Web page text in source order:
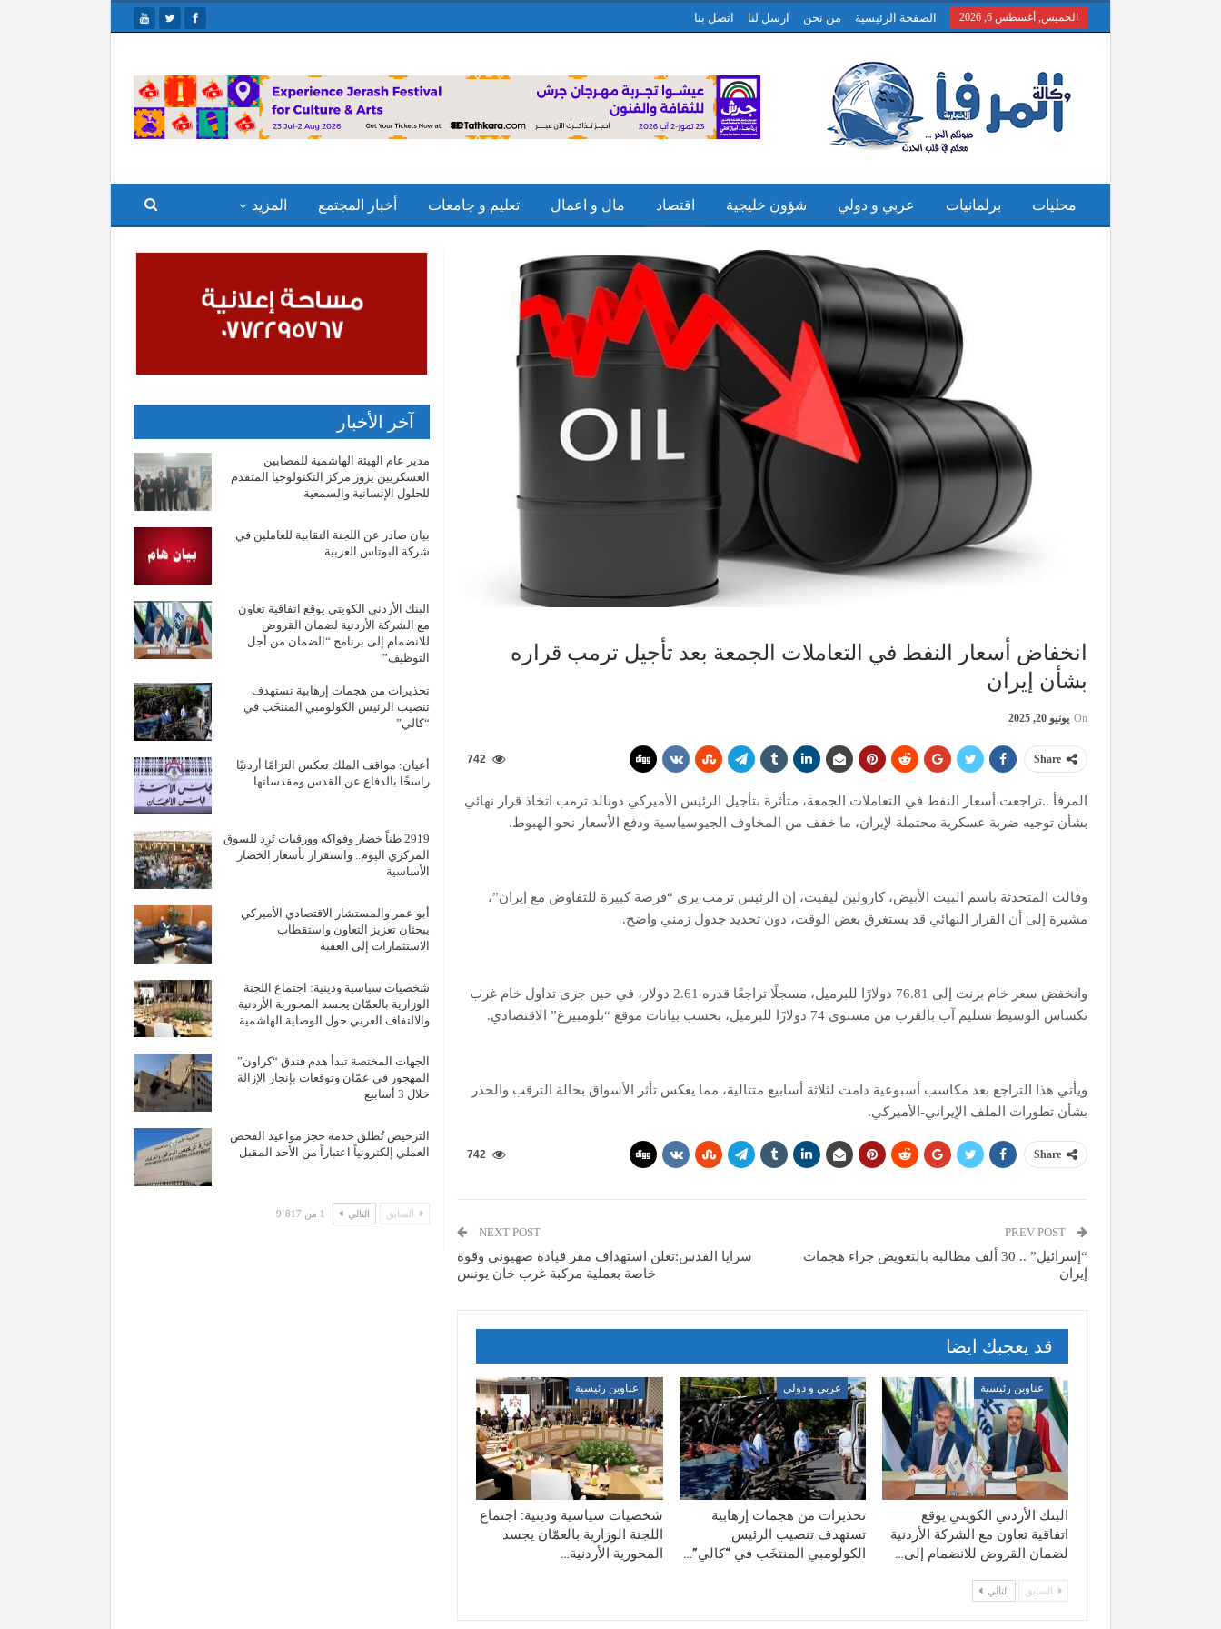
الخميس, أغسطس 6, 2026 الصفحة الرئيسية من نحن ارسل لنا اتصل بنا
محليات برلمانيات عربي و دولي شؤون خليجية اقتصاد مال و اعمال تعليم و جامعات أخبار المجتمع المزيد
انخفاض أسعار النفط في التعاملات الجمعة بعد تأجيل ترمب قراره
بشأن إيران
On يونيو 20, 2025
Share
742
المرفأ ..تراجعت أسعار النفط في التعاملات الجمعة، متأثرة بتأجيل الرئيس الأميركي دونالد ترمب اتخاذ قرار نهائي
بشأن توجيه ضربة عسكرية محتملة لإيران، ما خفف من المخاوف الجيوسياسية ودفع الأسعار نحو الهبوط.
وقالت المتحدثة باسم البيت الأبيض، كارولين ليفيت، إن الرئيس ترمب يرى “فرصة كبيرة للتفاوض مع إيران”،
مشيرة إلى أن القرار النهائي قد يستغرق بعض الوقت، دون تحديد جدول زمني واضح.
وانخفض سعر خام برنت إلى 76.81 دولارًا للبرميل، مسجلًا تراجعًا قدره 2.61 دولار، في حين جرى تداول خام غرب
تكساس الوسيط تسليم آب بالقرب من مستوى 74 دولارًا للبرميل، بحسب بيانات موقع “بلومبيرغ” الاقتصادي.
ويأتي هذا التراجع بعد مكاسب أسبوعية دامت لثلاثة أسابيع متتالية، مما يعكس تأثر الأسواق بحالة الترقب والحذر
بشأن تطورات الملف الإيراني-الأميركي.
Share
742
“إسرائيل” .. 30 ألف مطالبة بالتعويض جراء هجمات
إيران
NEXT POST
سرايا القدس:تعلن استهداف مقر قيادة صهيوني وقوة
خاصة بعملية مركبة غرب خان يونس
قد يعجبك ايضا
عناوين رئيسية
البنك الأردني الكويتي يوقع
اتفاقية تعاون مع الشركة الأردنية
لضمان القروض للانضمام إلى…
عربي و دولي
تحذيرات من هجمات إرهابية
تستهدف تنصيب الرئيس
الكولومبي المنتخَب في “كالي”…
عناوين رئيسية
شخصيات سياسية ودينية: اجتماع
اللجنة الوزارية بالعمّان يجسد
المحورية الأردنية…
السابق التالي
آخر الأخبار
مدير عام الهيئة الهاشمية للمصابين
العسكريين يزور مركز التكنولوجيا المتقدم
للحلول الإنسانية والسمعية
بيان صادر عن اللجنة النقابية للعاملين في
شركة البوتاس العربية
البنك الأردني الكويتي يوقع اتفاقية تعاون
مع الشركة الأردنية لضمان القروض
للانضمام إلى برنامج “الضمان من أجل
التوظيف”
تحذيرات من هجمات إرهابية تستهدف
تنصيب الرئيس الكولومبي المنتخَب في
“كالي”
أعيان: مواقف الملك تعكس التزامًا أردنيًا
راسخًا بالدفاع عن القدس ومقدساتها
2919 طناً خضار وفواكه وورقيات تَرِد للسوق
المركزي اليوم.. واستقرار بأسعار الخضار
الأساسية
أبو عمر والمستشار الاقتصادي الأميركي
يبحثان تعزيز التعاون واستقطاب
الاستثمارات إلى العقبة
شخصيات سياسية ودينية: اجتماع اللجنة
الوزارية بالعمّان يجسد المحورية الأردنية
والالتفاف العربي حول الوصاية الهاشمية
الجهات المختصة تبدأ هدم فندق “كراون”
المهجور في عمّان وتوقعات بإنجاز الإزالة
خلال 3 أسابيع
الترخيص تُطلق خدمة حجز مواعيد الفحص
العملي إلكترونياً اعتباراً من الأحد المقبل
السابق التالي 1 من 9٬817